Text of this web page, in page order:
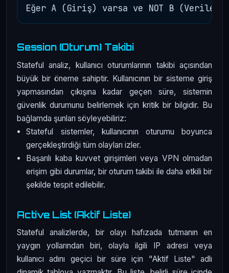
Session (Oturum) Takibi
Stateful analiz, kullanıcı oturumlarının takibi açısından
büyük bir öneme sahiptir. Kullanıcının bir sisteme giriş
yapmasından çıkışına kadar geçen süre, sistemin
güvenlik durumunu belirlemek için kritik bir bilgidir. Bu
bağlamda şunları söyleyebiliriz:
Stateful sistemler, kullanıcının oturumu boyunca
gerçekleştirdiği tüm olayları izler.
Başarılı kaba kuvvet girişimleri veya VPN olmadan
erişim gibi durumlar, bir oturum takibi ile daha etkili bir
şekilde tespit edilebilir.
Active List (Aktif Liste)
Stateful analizlerde, bir olayı hafızada tutmanın en
yaygın yollarından biri, olayla ilgili IP adresi veya
kullanıcı adını geçici bir süre için "Aktif Liste" adlı